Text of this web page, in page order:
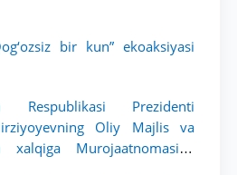
bir kun” ekoaksiyasi
Respublikasi Prezidenti
Oliy Majlis va
xalqiga Murojaatnomasida